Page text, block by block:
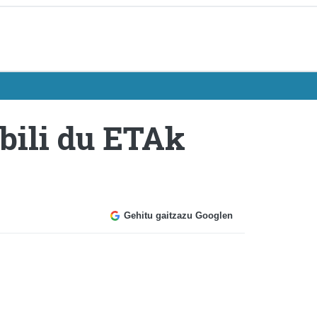
du ETAk
Gehitu gaitzazu Googlen